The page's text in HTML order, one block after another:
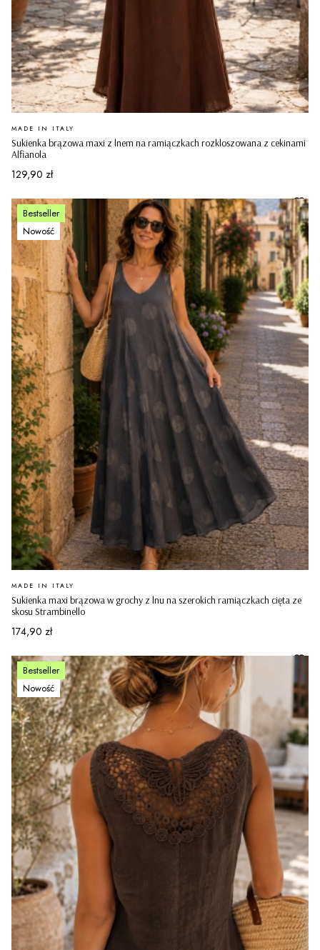
Sukienka brązowa maxi z lnem na ramiączkach rozkloszowana z cekinami
Alfianola
PRODUCENT
MADE IN ITALY
Cena
129,90 zł
Bestseller
Nowość
Sukienka maxi brązowa w grochy z lnu na szerokich ramiączkach cięta ze
skosu Strambinello
PRODUCENT
MADE IN ITALY
Cena
174,90 zł
Bestseller
Nowość